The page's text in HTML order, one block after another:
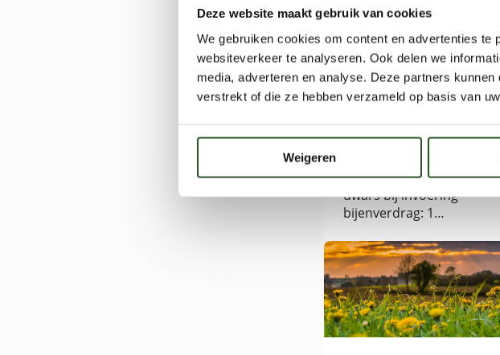
Deze website maakt gebruik van cookies
We gebruiken cookies om content en advertenties
websiteverkeer te analyseren. Ook delen we
media, adverteren en analyse. Deze partners
verstrekt of die ze hebben verzameld op basis van
Weigeren
Bekijk ook
Kijktip: Nederland ligt
dwars bij invoering
bijenverdrag: 1
april 18.15 uur